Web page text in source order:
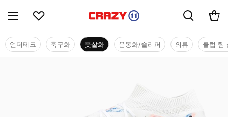
언더테크 축구화 풋살화 운동화/슬리퍼 의류 클럽 팀